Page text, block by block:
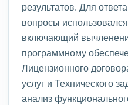
результатов. Для
вопросы
включающий
программному
Лицензионного
услуг и Технического
анализ